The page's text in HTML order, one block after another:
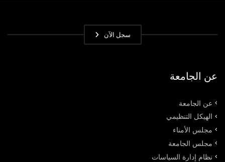
سجل الآن
عن الجامعة
عن الجامعة
الهيكل التنظيمي
مجلس الأمناء
مجلس الجامعة
نظام إدارة السياسات